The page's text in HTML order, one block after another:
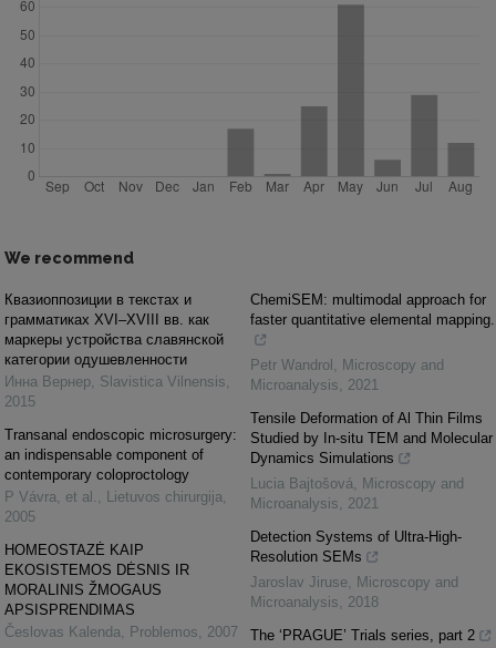
We recommend
Квазиоппозиции в текстах и
грамматиках XVI–XVIII вв. как
маркеры устройства славянской
категории одушевленности
Инна Вернер Slavistica Vilnensis
2015
Transanal endoscopic microsurgery:
an indispensable component of
contemporary coloproctology
P Vávra, et al.
Lietuvos chirurgija
2005
HOMEOSTAZĖ KAIP
EKOSISTEMOS DĖSNIS IR
MORALINIS ŽMOGAUS
APSISPRENDIMAS
Česlovas Kalenda
Problemos
2007
ChemiSEM: multimodal approach for
faster quantitative elemental mapping.
Petr Wandrol
Microscopy and
Microanalysis
2021
Tensile Deformation of Al Thin Films
Studied by In-situ TEM and Molecular
Dynamics Simulations
Lucia Bajtošová
Microscopy and
Microanalysis
2021
Detection Systems of Ultra-High-
Resolution SEMs
Jaroslav Jiruse Microscopy and
Microanalysis
2018
The ‘PRAGUE’ Trials series, part 2